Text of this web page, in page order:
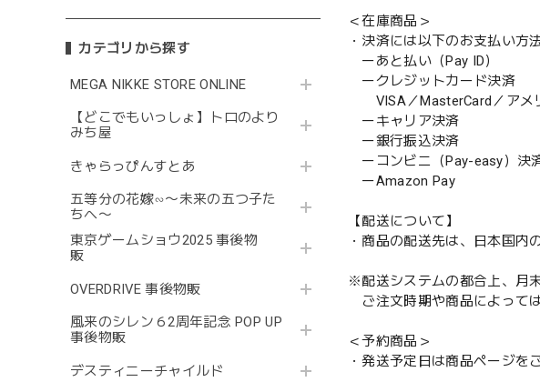
カテゴリから探す
MEGA NIKKE STORE ONLINE
【どこでもいっしょ】トロのより
みち屋
きゃらっぴんすとあ
五等分の花嫁∽〜未来の五つ子た
ちへ〜
東京ゲームショウ2025 事後物
販
OVERDRIVE 事後物販
風来のシレン６2周年記念 POP UP
事後物販
デスティニーチャイルド
＜在庫商品＞
・決済には以下のお支払い方
ーあと払い（Pay ID）
ークレジットカード決済
VISA／MasterCard／アメ
ーキャリア決済
ー銀行振込決済
ーコンビニ（Pay-easy）決
ーAmazon Pay
【配送について】
・商品の配送先は、日本国内
※配送システムの都合上、月
ご注文時期や商品によって
＜予約商品＞
・発送予定日は商品ページを